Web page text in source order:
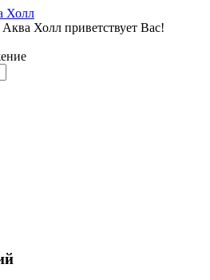
Холл приветствует Вас!